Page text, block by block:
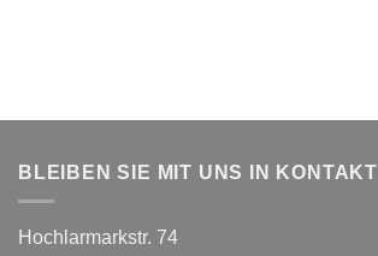
BLEIBEN SIE MIT UNS IN KONTAKT
Hochlarmarkstr. 74